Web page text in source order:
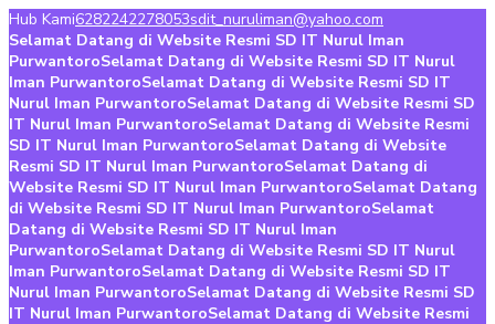
Hub Kami6282242278053sdit_nuruliman@yahoo.com
Selamat Datang di Website Resmi SD IT Nurul Iman
PurwantoroSelamat Datang di Website Resmi SD IT Nurul
Iman PurwantoroSelamat Datang di Website Resmi SD IT
Nurul Iman PurwantoroSelamat Datang di Website Resmi SD
IT Nurul Iman PurwantoroSelamat Datang di Website Resmi
SD IT Nurul Iman PurwantoroSelamat Datang di Website
Resmi SD IT Nurul Iman PurwantoroSelamat Datang di
Website Resmi SD IT Nurul Iman PurwantoroSelamat Datang
di Website Resmi SD IT Nurul Iman PurwantoroSelamat
Datang di Website Resmi SD IT Nurul Iman
PurwantoroSelamat Datang di Website Resmi SD IT Nurul
Iman PurwantoroSelamat Datang di Website Resmi SD IT
Nurul Iman PurwantoroSelamat Datang di Website Resmi SD
IT Nurul Iman PurwantoroSelamat Datang di Website Resmi